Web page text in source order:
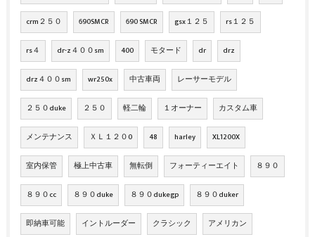
crm２５０ 690SMCR 690 SMCR gsx１２５ rs１２５
rs４ dr-z４００sm 400 モタード dr drz
drz４００sm wr250x 中古車両 レーサーモデル
２５０duke ２５０ 軽二輪 １オーナー カスタム車
メンテナンス ＸＬ１２０0 48 harley XL1200X
室内保管 極上中古車 無転倒 フォーティーエイト ８９０
８９０cc ８９０duke ８９０dukegp ８９０duker
即納車可能 イントルーダー クラシック アメリカン